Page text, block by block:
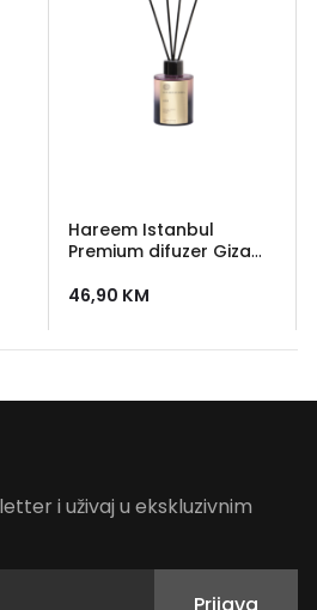
Hareem Istanbul
Premium difuzer Giza
za prostor
46,90 KM
i uživaj u ekskluzivnim